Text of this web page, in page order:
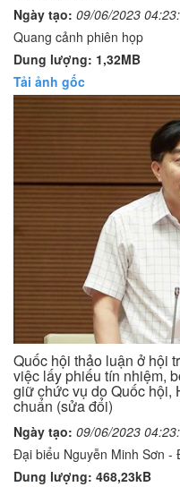
Ngày tạo: 09/06/2023
Quang cảnh phiên họp
Dung lượng: 1,32MB
Tải ảnh gốc
Quốc hội thảo luận ở hội
việc lấy phiếu tín nhiệm,
giữ chức vụ do Quốc hội,
chuẩn (sửa đổi)
Ngày tạo: 09/06/2023
Đại biểu Nguyễn Minh Sơn
Dung lượng: 468,23kB